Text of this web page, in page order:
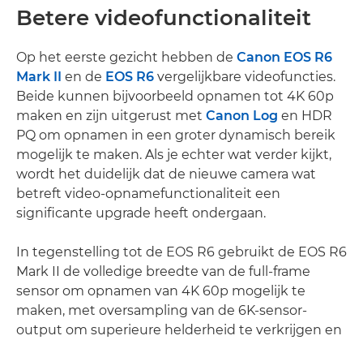
Betere videofunctionaliteit
Op het eerste gezicht hebben de Canon EOS R6
Mark II en de EOS R6 vergelijkbare videofuncties.
Beide kunnen bijvoorbeeld opnamen tot 4K 60p
maken en zijn uitgerust met Canon Log en HDR
PQ om opnamen in een groter dynamisch bereik
mogelijk te maken. Als je echter wat verder kijkt,
wordt het duidelijk dat de nieuwe camera wat
betreft video-opnamefunctionaliteit een
significante upgrade heeft ondergaan.
In tegenstelling tot de EOS R6 gebruikt de EOS R6
Mark II de volledige breedte van de full-frame
sensor om opnamen van 4K 60p mogelijk te
maken, met oversampling van de 6K-sensor-
output om superieure helderheid te verkrijgen en